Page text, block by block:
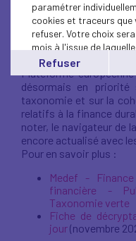
Ils prendront effet le
partir du 1er janvier
Ils incluent des
les emballages en
Plateforme
désormais en
taxonomie et sur la
relatifs à la finance
noter, le navigateur de
encore actualisé avec
Pour en savoir plus :
Medef -
financière -
Taxonomie verte
Fiche de
jour(novembre
paramétrer
cookies et traceurs
refuser. Votre choix
mois à l'issue de
affiché..
Vous pouvez modifier
cliquant sur le lien
Refuser